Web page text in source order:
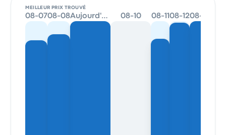
MEILLEUR PRIX TROUVÉ
08-0708-08 Aujourd'hui 08-10 08-11 08-1208-13